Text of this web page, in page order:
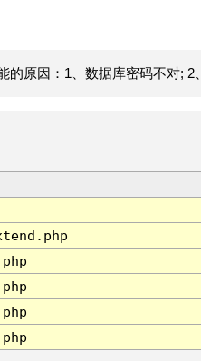
原因：1、数据库密码不对; 2